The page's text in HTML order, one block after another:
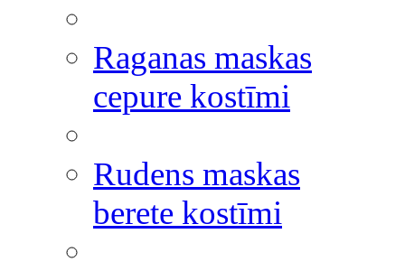
Raganas maskas
cepure kostīmi
Rudens maskas
berete kostīmi